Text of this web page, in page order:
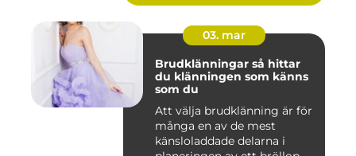
03. mar
Brudklänningar så hittar
du klänningen som känns
som du
Att välja brudklänning är för
många en av de mest
känsloladdade delarna i